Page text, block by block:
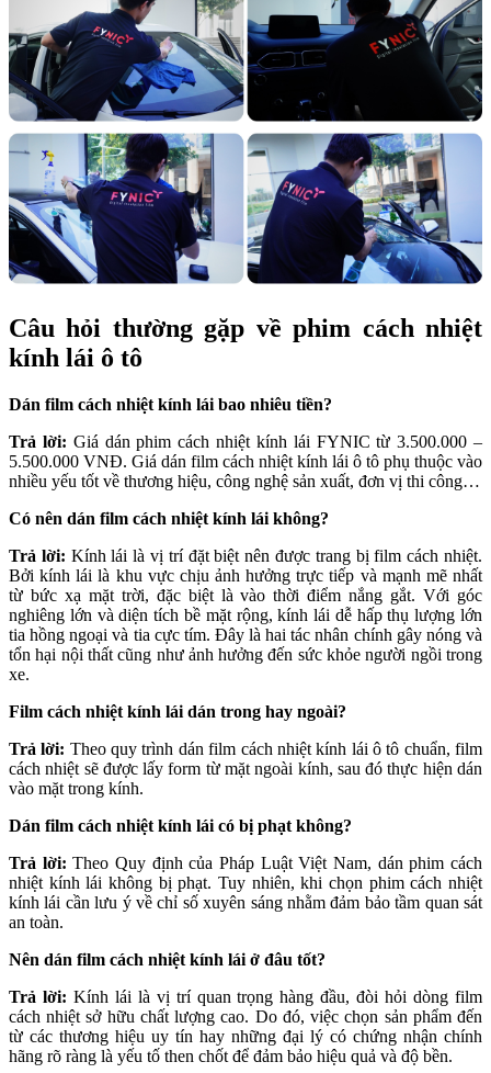
Câu hỏi thường gặp về phim cách nhiệt
kính lái ô tô
Dán film cách nhiệt kính lái bao nhiêu tiền?
Trả lời: Giá dán phim cách nhiệt kính lái FYNIC từ 3.500.000 –
5.500.000 VNĐ. Giá dán film cách nhiệt kính lái ô tô phụ thuộc vào
nhiều yếu tốt về thương hiệu, công nghệ sản xuất, đơn vị thi công…
Có nên dán film cách nhiệt kính lái không?
Trả lời: Kính lái là vị trí đặt biệt nên được trang bị film cách nhiệt.
Bởi kính lái là khu vực chịu ảnh hưởng trực tiếp và mạnh mẽ nhất
từ bức xạ mặt trời, đặc biệt là vào thời điểm nắng gắt. Với góc
nghiêng lớn và diện tích bề mặt rộng, kính lái dễ hấp thụ lượng lớn
tia hồng ngoại và tia cực tím. Đây là hai tác nhân chính gây nóng và
tổn hại nội thất cũng như ảnh hưởng đến sức khỏe người ngồi trong
xe.
Film cách nhiệt kính lái dán trong hay ngoài?
Trả lời: Theo quy trình dán film cách nhiệt kính lái ô tô chuẩn, film
cách nhiệt sẽ được lấy form từ mặt ngoài kính, sau đó thực hiện dán
vào mặt trong kính.
Dán film cách nhiệt kính lái có bị phạt không?
Trả lời:Theo Quy định của Pháp Luật Việt Nam, dán phim cách
nhiệt kính lái không bị phạt. Tuy nhiên, khi chọn phim cách nhiệt
kính lái cần lưu ý về chỉ số xuyên sáng nhằm đảm bảo tầm quan sát
an toàn.
Nên dán film cách nhiệt kính lái ở đâu tốt?
Trả lời: Kính lái là vị trí quan trọng hàng đầu, đòi hỏi dòng film
cách nhiệt sở hữu chất lượng cao. Do đó, việc chọn sản phẩm đến
từ các thương hiệu uy tín hay những đại lý có chứng nhận chính
hãng rõ ràng là yếu tố then chốt để đảm bảo hiệu quả và độ bền.